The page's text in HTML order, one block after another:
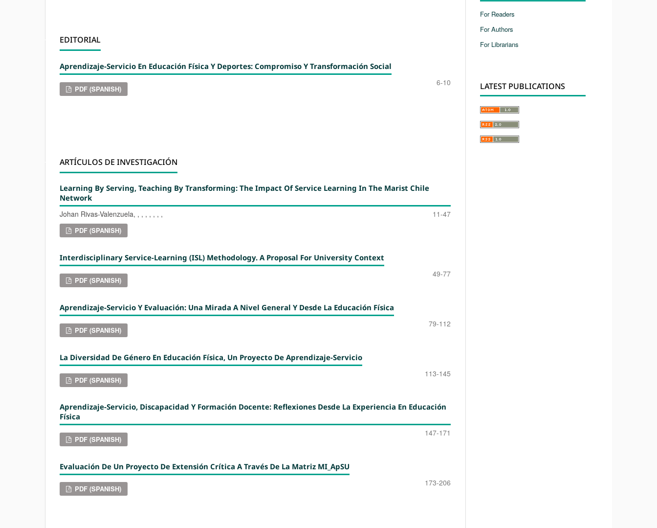
EDITORIAL
Aprendizaje-Servicio En Educación Física Y Deportes: Compromiso Y Transformación Social
6-10
PDF (SPANISH)
ARTÍCULOS DE INVESTIGACIÓN
Learning By Serving, Teaching By Transforming: The Impact Of Service Learning In The Marist Chile
Network
Johan Rivas-Valenzuela, , , , , , , ,
11-47
PDF (SPANISH)
Interdisciplinary Service-Learning (ISL) Methodology. A Proposal For University Context
49-77
PDF (SPANISH)
Aprendizaje-Servicio Y Evaluación: Una Mirada A Nivel General Y Desde La Educación Física
79-112
PDF (SPANISH)
La Diversidad De Género En Educación Física, Un Proyecto De Aprendizaje-Servicio
113-145
PDF (SPANISH)
Aprendizaje-Servicio, Discapacidad Y Formación Docente: Reflexiones Desde La Experiencia En Educación
Física
147-171
PDF (SPANISH)
Evaluación De Un Proyecto De Extensión Crítica A Través De La Matriz MI_ApSU
173-206
PDF (SPANISH)
For Readers
For Authors
For Librarians
LATEST PUBLICATIONS